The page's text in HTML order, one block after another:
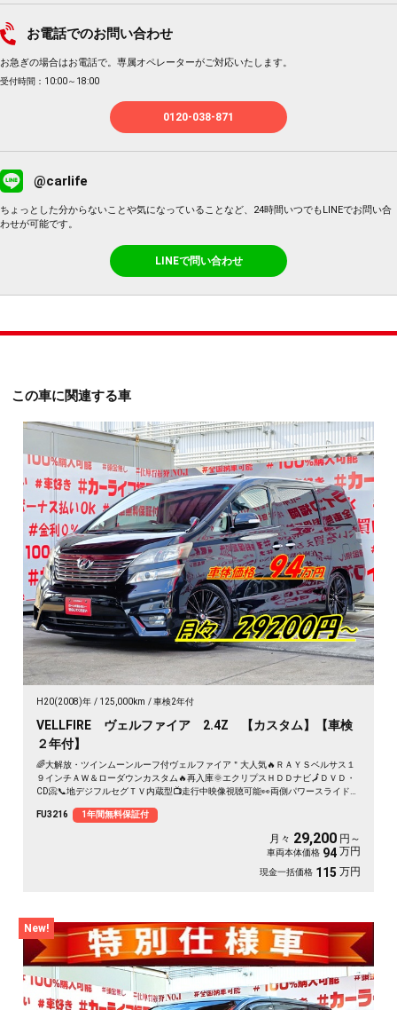
お電話でのお問い合わせ
お急ぎの場合はお電話で。専属オペレーターがご対応いたします。
受付時間：10:00～18:00
0120-038-871
@carlife
ちょっとした分からないことや気になっていることなど、24時間いつでもLINEでお問い合
わせが可能です。
LINEで問い合わせ
この車に関連する車
H20(2008)年 125,000km 車検2年付
VELLFIRE ヴェルファイア 2.4Z 【カスタム】【車検
２年付】
🌈大解放・ツインムーンルーフ付ヴェルファイア＂大人気🔥ＲＡＹＳベルサス１
９インチＡＷ＆ローダウンカスタム🔥再入庫🌞エクリプスＨＤＤナビ🗾ＤＶＤ・
CD📀📞地デジフルセグＴＶ内蔵型📺走行中映像視聴可能👀両側パワースライドド
ダウンモニター搭載📺⚡多数装備付きの人気ミニバン・月々２万円台～ＯＫ😲
FU3216 1年間無料保証付
月々 29,200 円～
車両本体価格 94 万円
現金一括価格 115 万円
New!